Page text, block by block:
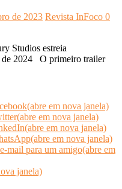
de 2023 Revista InFoco 0
Studios estreia
de 2024 O primeiro trailer
em nova janela)
em nova janela)
em nova janela)
em nova janela)
mail para um amigo(abre em
janela)